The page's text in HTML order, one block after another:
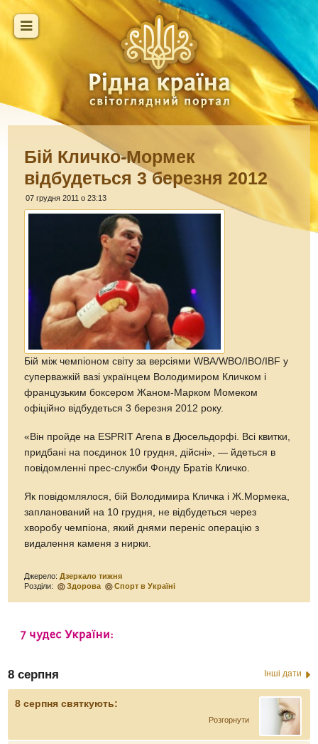
Бій Кличко-Мормек
відбудеться 3 березня 2012
07 грудня 2011 о 23:13
Бій між чемпіоном світу за версіями WBA/WBO/IBO/IBF у
суперважкій вазі українцем Володимиром Кличком і
французьким боксером Жаном-Марком Момеком
офіційно відбудеться 3 березня 2012 року.
«Він пройде на ESPRIT Arena в Дюсельдорфі. Всі квитки,
придбані на поєдинок 10 грудня, дійсні», — йдеться в
повідомленні прес-служби Фонду Братів Кличко.
Як повідомлялося, бій Володимира Кличка і Ж.Мормека,
запланований на 10 грудня, не відбудеться через
хворобу чемпіона, який днями переніс операцію з
видалення каменя з нирки.
Джерело:Дзеркало тижня
Розділи:
Здорова Спорт в Україні
8 серпня Інші дати
8 серпня святкують:
Розгорнути